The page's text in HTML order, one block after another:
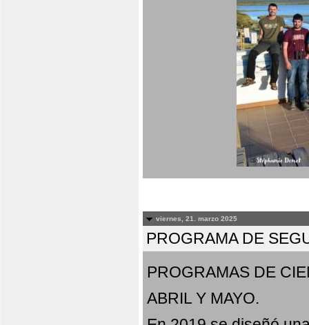
viernes, 21. marzo 2025
PROGRAMA DE
PROGRAMAS DE
ABRIL Y MAYO.